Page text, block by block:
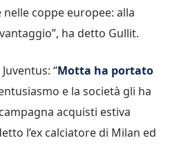
coppe europee: alla
ha detto Gullit.
“Motta ha portato
e la società gli ha
acquisti estiva
l’ex calciatore di Milan ed